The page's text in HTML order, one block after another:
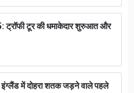
टूर की धमाकेदार शुरुआत और
में दोहरा शतक जड़ने वाले पहले